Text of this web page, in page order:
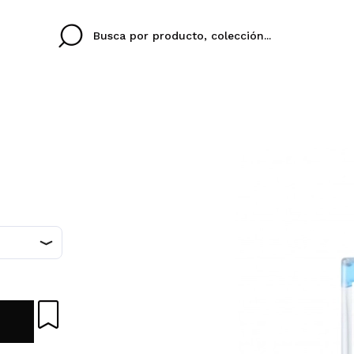
Al crear una cuenta
rápidamente, revisar
IDIOMA
colori